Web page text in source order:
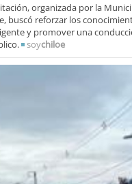
organizada por la
buscó reforzar los
y promover una
soychiloe